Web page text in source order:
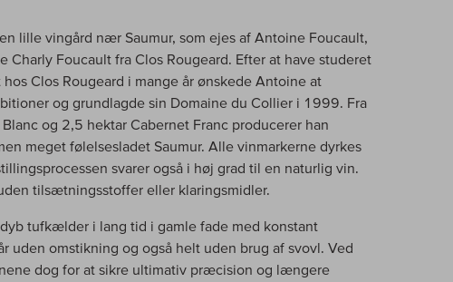
lille vingård nær Saumur, som ejes af Antoine Foucault,
Charly Foucault fra Clos Rougeard. Efter at have studeret
Clos Rougeard i mange år ønskede Antoine at
og grundlagde sin Domaine du Collier i 1999. Fra
og 2,5 hektar Cabernet Franc producerer han
meget følelsesladet Saumur. Alle vinmarkerne dyrkes
svarer også i høj grad til en naturlig vin.
tilsætningsstoffer eller klaringsmidler.
tufkælder i lang tid i gamle fade med konstant
uden omstikning og også helt uden brug af svovl. Ved
dog for at sikre ultimativ præcision og længere